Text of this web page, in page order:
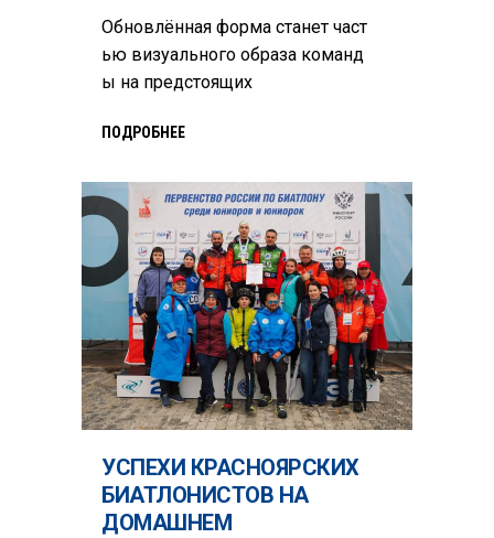
Обновлённая форма станет част
ью визуального образа команд
ы на предстоящих
ПОДРОБНЕЕ
УСПЕХИ КРАСНОЯРСКИХ
БИАТЛОНИСТОВ НА
ДОМАШНЕМ